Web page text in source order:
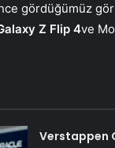
gördüğümüz
Z Flip 4ve
Verstappen